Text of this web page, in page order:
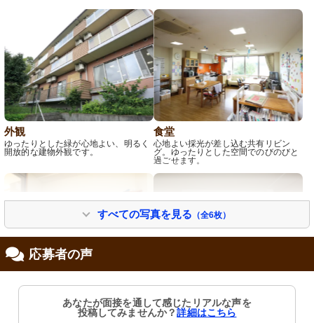
外観
ゆったりとした緑が心地よい、明るく
開放的な建物外観です。
食堂
心地よい採光が差し込む共有リビン
グ。ゆったりとした空間でのびのびと
過ごせます。
温かみのある木目調の家具が、来訪者
を温かく迎えます。
エレベーター
木のぬくもりを感じるエレベーター前
が、訪れる人を優しく迎えます。
すべての写真を見る （全6枚）
応募者の声
あなたが面接を通して感じたリアルな声を
投稿してみませんか？詳細はこちら